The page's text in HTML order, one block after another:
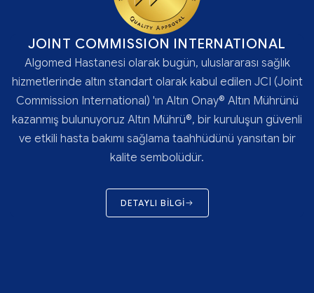
JOINT COMMISSION INTERNATIONAL
Algomed Hastanesi olarak bugün, uluslararası sağlık
hizmetlerinde altın standart olarak kabul edilen JCI (Joint
Commission International) 'ın Altın Onay® Altın Mührünü
kazanmış bulunuyoruz Altın Mührü®, bir kuruluşun güvenli
ve etkili hasta bakımı sağlama taahhüdünü yansıtan bir
kalite sembolüdür.
DETAYLI BİLGİ